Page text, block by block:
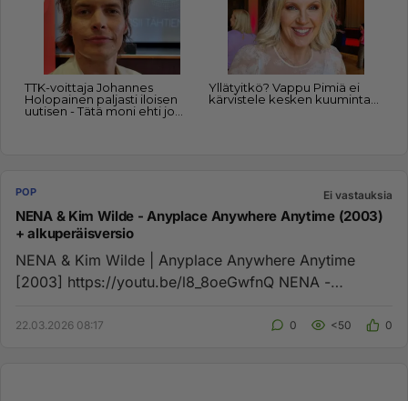
POP Ei vastauksia
NENA & Kim Wilde - Anyplace Anywhere Anytime (2003)
+ alkuperäisversio
NENA & Kim Wilde | Anyplace Anywhere Anytime
[2003] https://youtu.be/l8_8oeGwfnQ NENA -
22.03.2026 08:17 0 <50 0